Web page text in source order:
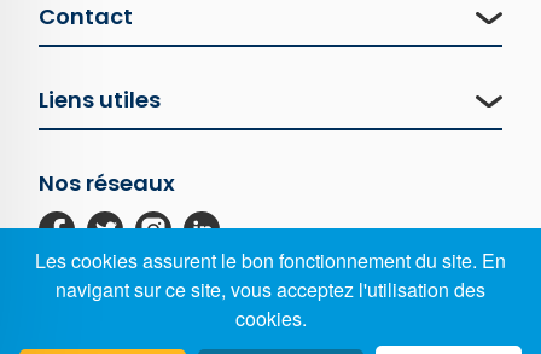
Les cookies assurent le bon fonctionnement du site. En
navigant sur ce site, vous acceptez l'utilisation des
cookies.
Contact
Liens utiles
Nos réseaux
SEEWEB.FR